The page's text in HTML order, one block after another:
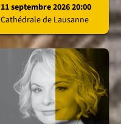
11 septembre 2026 20:00
Cathédrale de Lausanne